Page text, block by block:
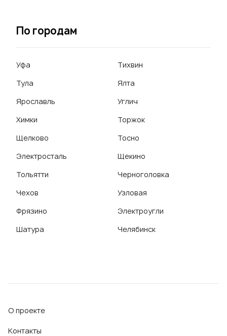
По городам
Уфа
Тула
Ярославль
Химки
Щелково
Электросталь
Тольятти
Чехов
Фрязино
Шатура
Тихвин
Ялта
Углич
Торжок
Тосно
Щекино
Черноголовка
Узловая
Электроугли
Челябинск
О проекте
Контакты